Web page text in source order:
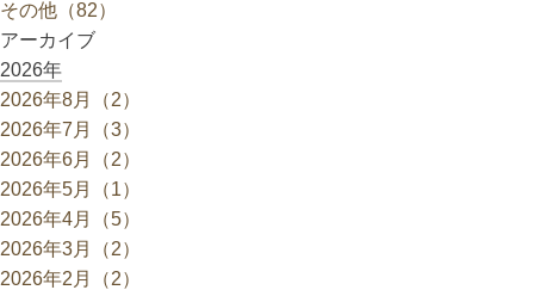
その他（82）
アーカイブ
2026年
2026年8月（2）
2026年7月（3）
2026年6月（2）
2026年5月（1）
2026年4月（5）
2026年3月（2）
2026年2月（2）